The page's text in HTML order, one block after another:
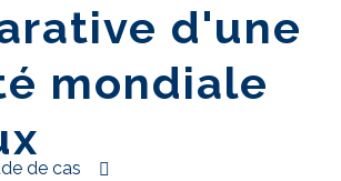
d'une
mondiale
de cas